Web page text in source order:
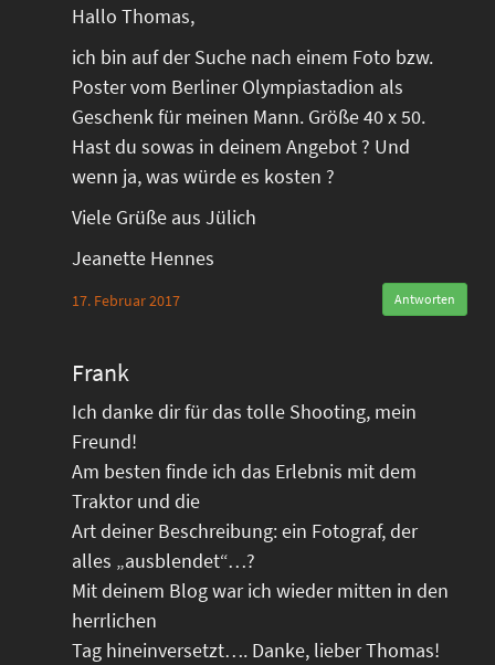
Hallo Thomas,
ich bin auf der Suche nach einem Foto bzw.
Poster vom Berliner Olympiastadion als
Geschenk für meinen Mann. Größe 40 x 50.
Hast du sowas in deinem Angebot ? Und
wenn ja, was würde es kosten ?
Viele Grüße aus Jülich
Jeanette Hennes
17. Februar 2017 Antworten
Frank
Ich danke dir für das tolle Shooting, mein
Freund!
Am besten finde ich das Erlebnis mit dem
Traktor und die
Art deiner Beschreibung: ein Fotograf, der
alles „ausblendet“…?
Mit deinem Blog war ich wieder mitten in den
herrlichen
Tag hineinversetzt…. Danke, lieber Thomas!